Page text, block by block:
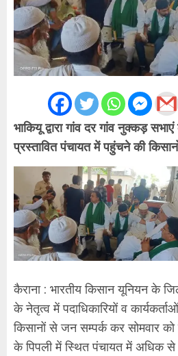
भाकियू द्वारा गांव दर गांव नुक्कड़
प्रस्तावित पंचायत में पहुंचने की
कैराना : भारतीय किसान यूनियन के
के नेतृत्व में पदाधिकारियों व
किसानों से जन सम्पर्क कर सोमवार
के पिपली में स्थित पंचायत में अधिक